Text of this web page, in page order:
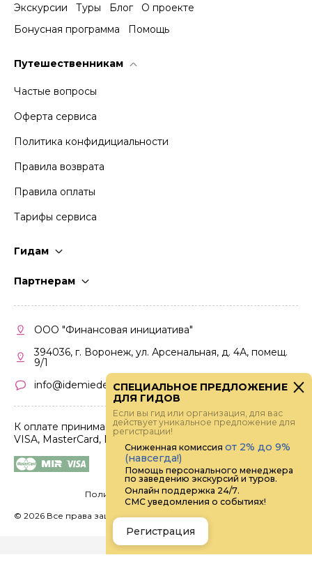
Экскурсии Туры Блог
О проекте
Бонусная программа
Помощь
Путешественникам
Частые вопросы
Оферта сервиса
Политика конфидициальности
Правила возврата
Правила оплаты
Тарифы сервиса
Гидам
Партнерам
Кабинет партнера
Правила участия
ООО "Финансовая инициатива"
394036, г. Воронеж, ул. Арсенальная, д. 4А, помещ.
9/1
info@idemiedem.ru
К оплате принимаются карты
VISA, MasterCard, МИР
Политика конфиденциальности
© 2026 Все права защищены.
СПЕЦИАЛЬНОЕ ПРЕДЛОЖЕНИЕ
ДЛЯ ГИДОВ
Если вы гид или организация, для вас
действует уникальное предложение для
регистрации!
Сниженная комиссия от 2% до 9%
(навсегда!)
Помощь персонального менеджера
по заведению экскурсий и туров.
Онлайн поддержка 24/7.
СМС уведомления о событиях!
Регистрация